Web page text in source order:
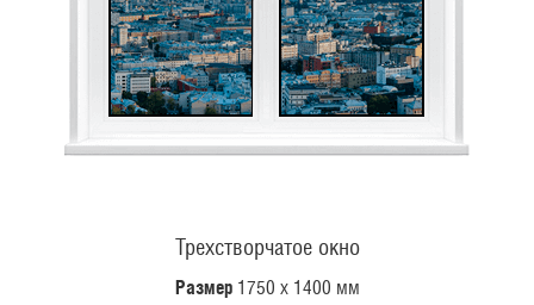
Трехстворчатое окно
Размер1750 х 1400 мм